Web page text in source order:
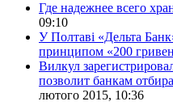
Где надежнее всего
09:10
У Полтаві «Дельта
принципом «200
Вилкул
позволит банкам
лютого 2015, 10:36